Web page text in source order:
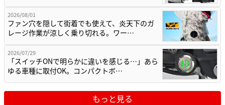
2026/08/01
ファン穴を隠して街着でも使えて、炎天下のガ
レージ作業が涼しく乗り切れる。ワー…
2026/07/29
「スイッチONで明らかに違いを感じる…」あら
ゆる車種に取付OK。コンパクトボ…
もっと見る